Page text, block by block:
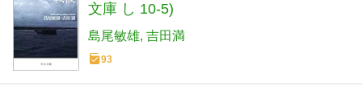
文庫 し 10-5)
島尾敏雄 吉田満
93